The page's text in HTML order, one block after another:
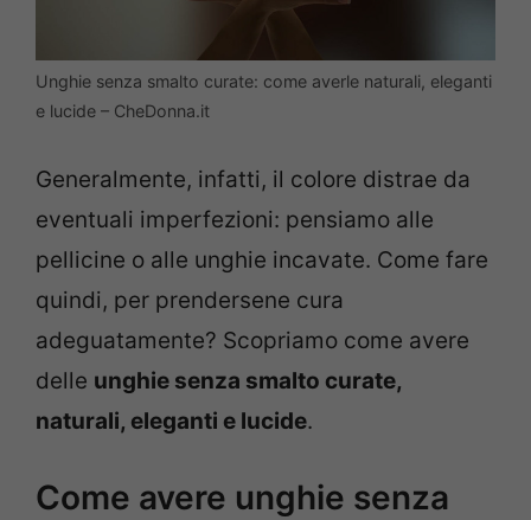
Unghie senza smalto curate: come averle naturali, eleganti
e lucide – CheDonna.it
Generalmente, infatti, il colore distrae da
eventuali imperfezioni: pensiamo alle
pellicine o alle unghie incavate. Come fare
quindi, per prendersene cura
adeguatamente? Scopriamo come avere
delle unghie senza smalto curate,
naturali, eleganti e lucide.
Come avere unghie senza